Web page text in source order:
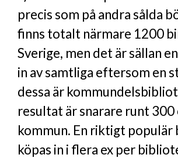
precis som på andra sålda
finns totalt närmare 1200
Sverige, men det är sällan
in av samtliga eftersom en
dessa är
resultat är snarare runt 300
kommun. En riktigt populär
köpas in i flera ex per